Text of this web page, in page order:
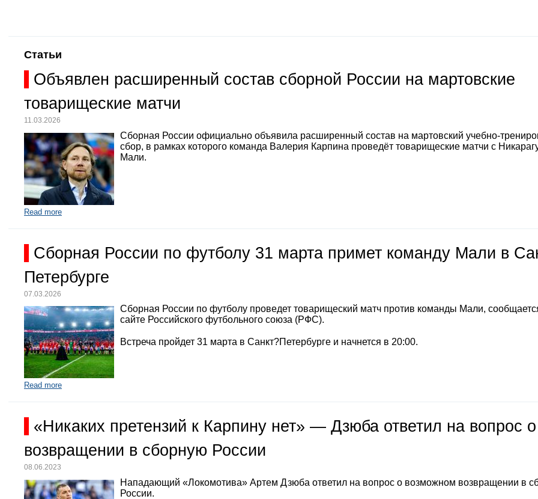
Статьи
Объявлен расширенный состав сборной России на мартовские
товарищеские матчи
11.03.2026
Сборная России официально объявила расширенный состав на мартовский учебно-
сбор, в рамках которого команда Валерия Карпина проведёт товарищеские матчи с
Мали.
Read more
Сборная России по футболу 31 марта примет команду Мали в
Петербурге
07.03.2026
Сборная России по футболу проведет товарищеский матч против команды Мали,
сайте Российского футбольного союза (РФС).
Встреча пройдет 31 марта в Санкт?Петербурге и начнется в 20:00.
Read more
«Никаких претензий к Карпину нет» — Дзюба ответил на вопрос о
возвращении в сборную России
08.06.2023
Нападающий «Локомотива» Артем Дзюба ответил на вопрос о возможном возвращении в
России.